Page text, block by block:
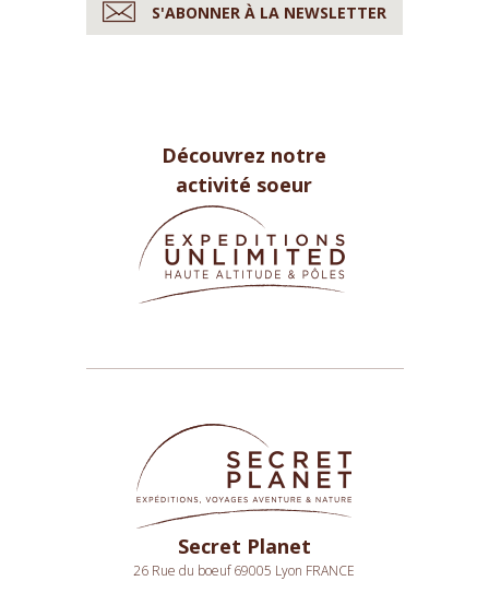
S'ABONNER À LA NEWSLETTER
Découvrez notre
activité soeur
Secret Planet
26 Rue du boeuf 69005 Lyon FRANCE